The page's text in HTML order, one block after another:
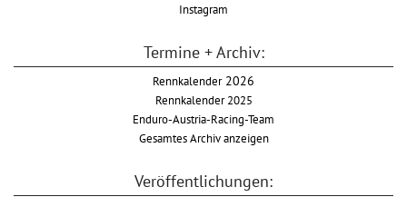
Instagram
Termine + Archiv:
Rennkalender2026
Rennkalender 2025
Enduro-Austria-Racing-Team
Gesamtes Archiv anzeigen
Veröffentlichungen: